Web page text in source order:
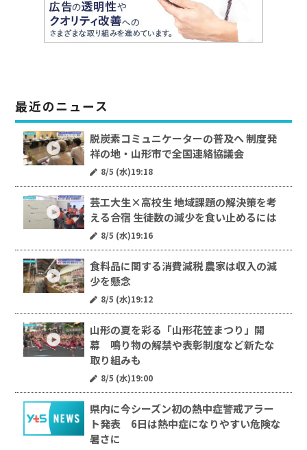
最近のニュース
脱炭素コミュニケーターの普及へ 制度発
祥の地・山形市で全国連絡協議会
8/5 (水)19:18
芸工大生×高校生 地域課題の解決策を考
える合宿 生徒数の減少を食い止めるには
8/5 (水)19:16
食料品に関する消費減税 農家は収入の減
少を懸念
8/5 (水)19:12
山形の夏を彩る「山形花笠まつり」開
幕 鳴り物の解禁や表彰制度など新たな
取り組みも
8/5 (水)19:00
県内に今シーズン初の熱中症警戒アラー
ト発表 6日は熱中症になりやすい危険な
暑さに